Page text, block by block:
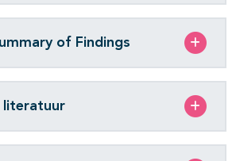
of Findings
literatuur